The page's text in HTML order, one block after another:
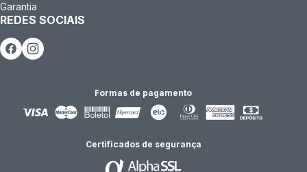
Garantia
REDES SOCIAIS
Formas de pagamento
Certificados de segurança